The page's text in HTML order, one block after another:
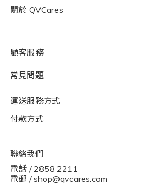
關於 QVCares
顧客服務
常見問題
運送服務方式
付款方式
聯絡我們
電話 / 2858 2211
電郵 / shop@qvcares.com